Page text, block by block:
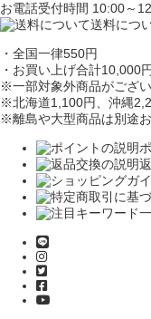
お電話受付時間 10:00～
送料につ
・全国一律550円
・お買い上げ合計10,000円
※一部対象外商品がござい
※北海道1,100円
、沖縄
※離島や大型商品は別途お